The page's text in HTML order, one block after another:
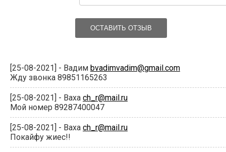
ОСТАВИТЬ ОТЗЫВ
[25-08-2021] - Вадим bvadimvadim@gmail.com
Жду звонка 89851165263
[25-08-2021] - Ваха ch_r@mail.ru
Мой номер 89287400047
[25-08-2021] - Ваха ch_r@mail.ru
Покайфу жиес!!